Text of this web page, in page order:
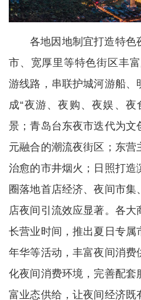
各地因地制宜打造特色
市、宽厚里等特色街区丰
游线路，串联护城河游船、
成“夜游、夜购、夜娱、
景；青岛台东夜市迭代为文
元融合的潮流夜街区；东
治愈的市井烟火；日照打
圈落地首店经济、夜间市
店夜间引流效应显著。各大
长营业时间，推出夏日专属
年华等活动，丰富夜间消
化夜间消费环境，完善配
富业态供给，让夜间经济